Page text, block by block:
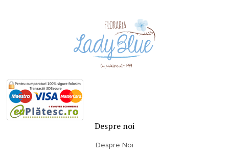
Despre noi
Despre Noi